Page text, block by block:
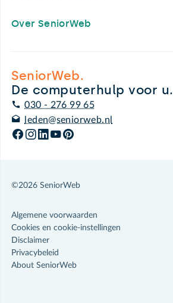
Over SeniorWeb
SeniorWeb.
De computerhulp voor u.
030 - 276 99 65
leden@seniorweb.nl
©2026 SeniorWeb
Algemene voorwaarden
Cookies en cookie-instellingen
Disclaimer
Privacybeleid
About SeniorWeb